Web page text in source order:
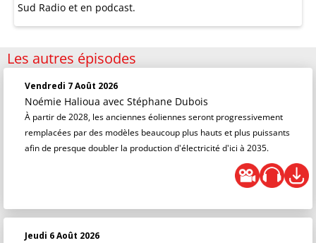
Sud Radio et en podcast.
Les autres épisodes
Vendredi 7 Août 2026
Noémie Halioua avec Stéphane Dubois
À partir de 2028, les anciennes éoliennes seront progressivement
remplacées par des modèles beaucoup plus hauts et plus puissants
afin de presque doubler la production d'électricité d'ici à 2035.
Jeudi 6 Août 2026